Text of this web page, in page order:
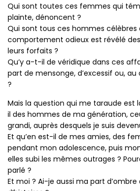
Qui sont toutes ces femmes qui
plainte, dénoncent ?
Qui sont tous ces hommes célèbres
comportement odieux est révélé
leurs forfaits ?
Qu’y a-t-il de véridique dans ces
part de mensonge, d’excessif ou,
?
Mais la question qui me taraude est
il des hommes de ma génération,
grandi, auprès desquels je suis
Et qu’en est-il de mes amies, des
pendant mon adolescence, puis
elles subi les mêmes outrages ?
parlé ?
Et moi ? Ai-je aussi ma part